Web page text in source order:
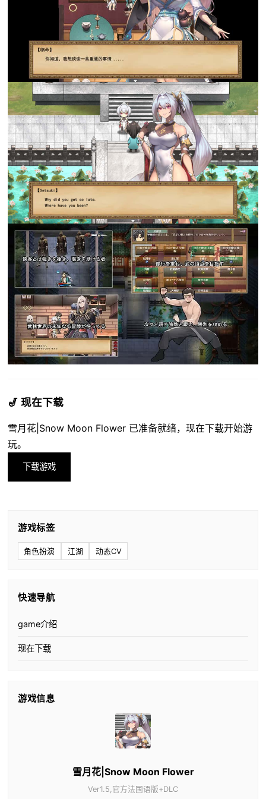
🎷 现在下载
雪月花|Snow Moon Flower 已准备就绪，现在下载开始游
玩。
下载游戏
游戏标签
角色扮演 江湖 动态CV
快速导航
game介绍
现在下载
游戏信息
雪月花|Snow Moon Flower
Ver1.5,官方法国语版+DLC